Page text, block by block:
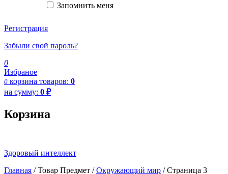
Запомнить меня
Регистрация
Забыли свой пароль?
0
Избраное
0 корзина товаров: 0
на сумму: 0 ₽
Корзина
Здоровый интеллект
Главная / Товар Предмет /Окружающий мир / Страница 3